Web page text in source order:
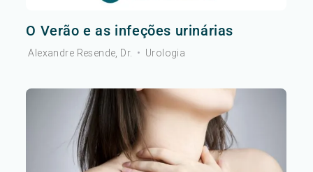
O Verão e as infeções urinárias
Alexandre Resende, Dr. • Urologia